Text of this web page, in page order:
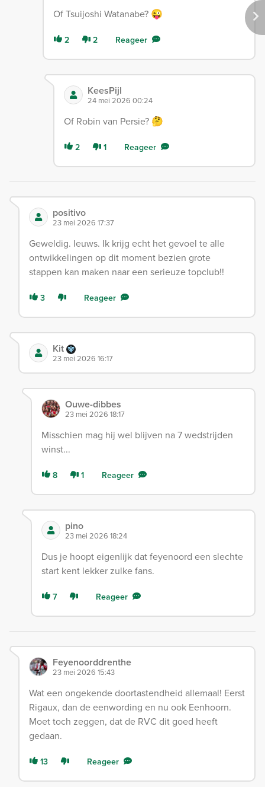
Of Tsuijoshi Watanabe? 😜
2 2 Reageer
KeesPijl
24 mei 2026 00:24
Of Robin van Persie? 🤔
2 1 Reageer
positivo
23 mei 2026 17:37
Geweldig. Ieuws. Ik krijg echt het gevoel te alle
ontwikkelingen op dit moment bezien grote
stappen kan maken naar een serieuze topclub!!
3 Reageer
Kit
23 mei 2026 16:17
Ouwe-dibbes
23 mei 2026 18:17
Misschien mag hij wel blijven na 7 wedstrijden
winst...
8 1 Reageer
pino
23 mei 2026 18:24
Dus je hoopt eigenlijk dat feyenoord een slechte
start kent lekker zulke fans.
7 Reageer
Feyenoorddrenthe
23 mei 2026 15:43
Wat een ongekende doortastendheid allemaal! Eerst
Rigaux, dan de eenwording en nu ook Eenhoorn.
Moet toch zeggen, dat de RVC dit goed heeft
gedaan.
13 Reageer